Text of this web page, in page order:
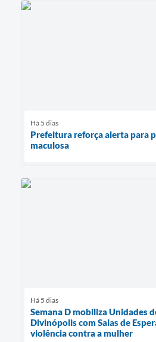
Há 5 dias
Prefeitura reforça alerta para
maculosa
Há 5 dias
Semana D mobiliza Unidades
Divinópolis com Salas de
violência contra a mulher